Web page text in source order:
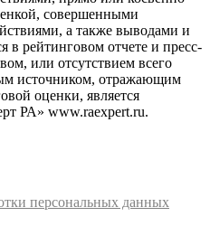
совершенными
а также выводами и
рейтинговом отчете и пресс-
или отсутствием всего
источником, отражающим
оценки, является
РА» www.raexpert.ru.
персональных данных